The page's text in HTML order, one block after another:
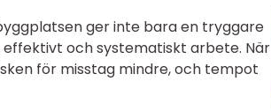
ger inte bara en tryggare
och systematiskt arbete. När
för misstag mindre, och tempot